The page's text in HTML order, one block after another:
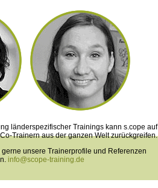
länderspezifischer Trainings kann s.cope auf
Trainern aus der ganzen Welt zurückgreifen.
unsere Trainerprofile und Referenzen
info@scope-training.de